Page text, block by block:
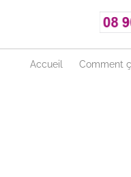
Accueil Comment